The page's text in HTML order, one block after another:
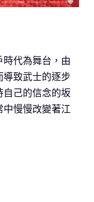
代為舞台，由
致武士的逐步
自己的信念的坂
慢慢改變著江